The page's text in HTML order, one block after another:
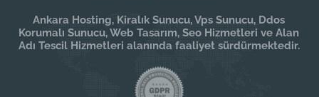
Ankara Hosting, Kiralık Sunucu, Vps Sunucu, Ddos
Korumalı Sunucu, Web Tasarım, Seo Hizmetleri ve Alan
Adı Tescil Hizmetleri alanında faaliyet sürdürmektedir.